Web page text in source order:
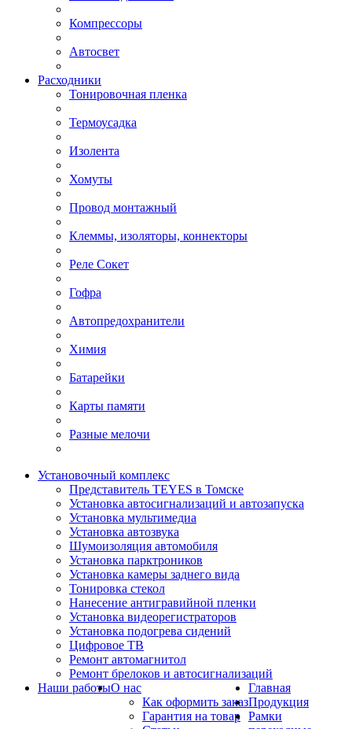
Компрессоры
Автосвет
Расходники
Тонировочная пленка
Термоусадка
Изолента
Хомуты
Провод монтажный
Клеммы, изоляторы, коннекторы
Реле Сокет
Гофра
Автопредохранители
Химия
Батарейки
Карты памяти
Разные мелочи
Установочный комплекс
Представитель TEYES в Томске
Установка автосигнализаций и автозапуска
Установка мультимедиа
Установка автозвука
Шумоизоляция автомобиля
Установка парктроников
Установка камеры заднего вида
Тонировка стекол
Нанесение антигравийной пленки
Установка видеорегистраторов
Установка подогрева сидений
Цифровое ТВ
Ремонт автомагнитол
Ремонт брелоков и автосигнализаций
Наши работыО нас
Как оформить заказ
Гарантия на товар
Главная
Продукция
Рамки